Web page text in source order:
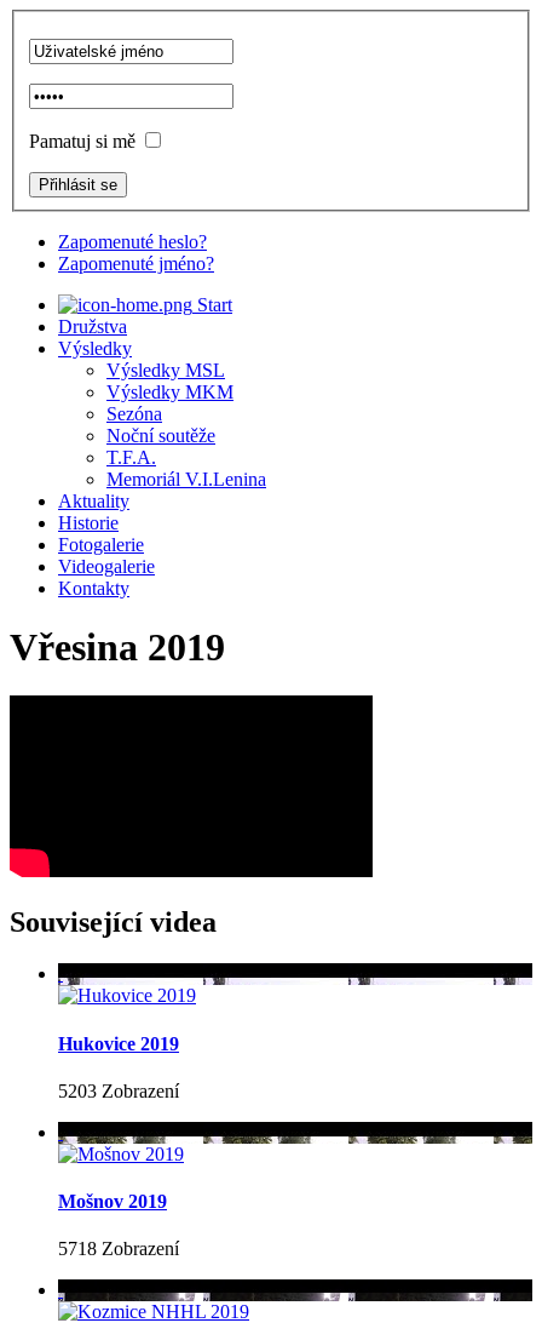
Pamatuj si mě
Zapomenuté heslo?
Zapomenuté jméno?
Start
Družstva
Výsledky
Výsledky MSL
Výsledky MKM
Sezóna
Noční soutěže
T.F.A.
Memoriál V.I.Lenina
Aktuality
Historie
Fotogalerie
Videogalerie
Kontakty
Vřesina 2019
Související videa
Hukovice 2019
5203 Zobrazení
Mošnov 2019
5718 Zobrazení